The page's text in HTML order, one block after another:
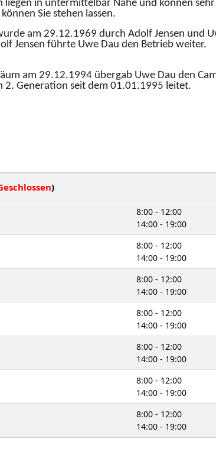
liegen in untermittelbar Nähe und können
Sie stehen lassen.
am 29.12.1969 durch Adolf Jensen und
Jensen führte Uwe Dau den Betrieb weiter.
am 29.12.1994 übergab Uwe Dau den
2. Generation seit dem 01.01.1995 leitet.
)
8:00 - 12:00
14:00 - 19:00
8:00 - 12:00
14:00 - 19:00
8:00 - 12:00
14:00 - 19:00
8:00 - 12:00
14:00 - 19:00
8:00 - 12:00
14:00 - 19:00
8:00 - 12:00
14:00 - 19:00
8:00 - 12:00
14:00 - 19:00